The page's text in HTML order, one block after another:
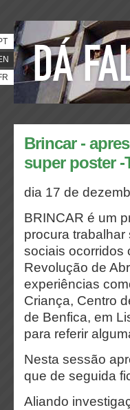
Brincar -
super poster -
dia 17 de
BRINCAR é um
procura
sociais ocorridos
Revolução de
experiências
Criança, Centro
de Benfica, em
para referir
Nesta sessão
que de seguida
Aliando